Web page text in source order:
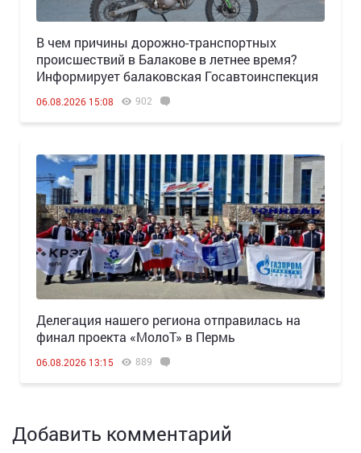
В чем причины дорожно-транспортных
происшествий в Балакове в летнее время?
Информирует балаковская Госавтоинспекция
06.08.2026 15:08 902
Делегация нашего региона отправилась на
финал проекта «МолоТ» в Пермь
06.08.2026 13:15 889
Добавить комментарий